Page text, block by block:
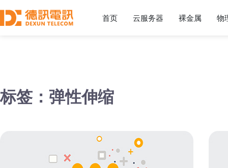
首页 云服务器 裸金属 物
标签：弹性伸缩